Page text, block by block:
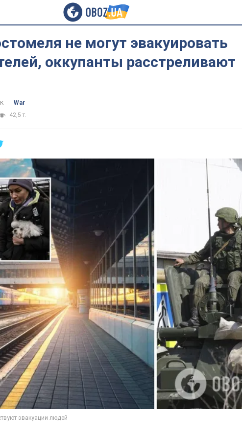
не могут эвакуировать
оккупанты расстреливают
War
42,5 т.